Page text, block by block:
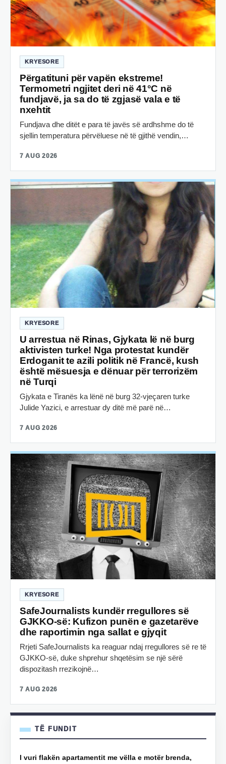
KRYESORE
Përgatituni për vapën ekstreme!
Termometri ngjitet deri në 41°C në
fundjavë, ja sa do të zgjasë vala e të
nxehtit
Fundjava dhe ditët e para të javës së ardhshme do të
sjellin temperatura përvëluese në të gjithë vendin,…
7 AUG 2026
KRYESORE
U arrestua në Rinas, Gjykata lë në burg
aktivisten turke! Nga protestat kundër
Erdoganit te azili politik në Francë, kush
është mësuesja e dënuar për terrorizëm
në Turqi
Gjykata e Tiranës ka lënë në burg 32-vjeçaren turke
Julide Yazici, e arrestuar dy ditë më parë në…
7 AUG 2026
KRYESORE
SafeJournalists kundër rregullores së
GJKKO-së: Kufizon punën e gazetarëve
dhe raportimin nga sallat e gjyqit
Rrjeti SafeJournalists ka reaguar ndaj rregullores së re të
GJKKO-së, duke shprehur shqetësim se një sërë
dispozitash rrezikojnë…
7 AUG 2026
TË FUNDIT
I vuri flakën apartamentit me vëlla e motër brenda,